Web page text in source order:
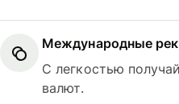
Международные
С легкостью
валют.